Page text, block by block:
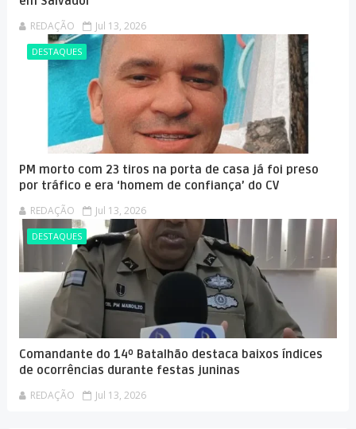
REDAÇÃO Jul 13, 2026
DESTAQUES
PM morto com 23 tiros na porta de casa já foi preso
por tráfico e era ‘homem de confiança’ do CV
REDAÇÃO Jul 13, 2026
DESTAQUES
Comandante do 14º Batalhão destaca baixos índices
de ocorrências durante festas juninas
REDAÇÃO Jul 13, 2026